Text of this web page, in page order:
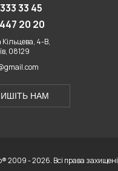
33 45
20 20
Кільцева, 4-В,
08129
НАМ
2009 - 2026. Всі права захищені